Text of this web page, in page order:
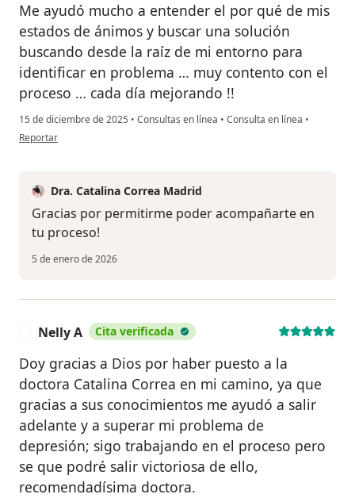
Me ayudó mucho a entender el por qué de mis
estados de ánimos y buscar una solución
buscando desde la raíz de mi entorno para
identificar en problema … muy contento con el
proceso … cada día mejorando !!
15 de diciembre de 2025 • Consultas en línea • Consulta en línea •
en opinión del usuario Syu
Reportar
Dra. Catalina Correa Madrid
Gracias por permitirme poder acompañarte en
tu proceso!
5 de enero de 2026
Nelly A Cita verificada
Doy gracias a Dios por haber puesto a la
doctora Catalina Correa en mi camino, ya que
gracias a sus conocimientos me ayudó a salir
adelante y a superar mi problema de
depresión; sigo trabajando en el proceso pero
se que podré salir victoriosa de ello,
recomendadísima doctora.